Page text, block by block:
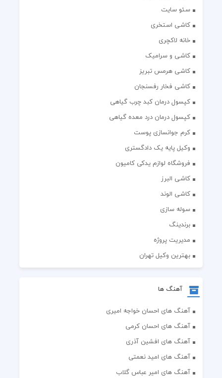
سئو سایت
کاشی استخری
خانه لاکچری
کاشی و سرامیک
کاشی هرمس تبریز
کاشی فخار رفسنجان
کپسول درمان کبد چرب گیاهی
کپسول درمان درد معده گیاهی
کرم جوانسازی پوست
وکیل پایه یک دادگستری
فروشگاه لوازم یدکی کامیون
کاشی البرز
کاشی الوند
سوله سازی
برندینگ
مدیریت پروژه
بهترین وکیل تهران
آهنگ ها
آهنگ های احسان خواجه امیری
آهنگ های احسان کرمی
آهنگ های افشین آذری
آهنگ های امید نعمتی
آهنگ های امیر عباس گلاب